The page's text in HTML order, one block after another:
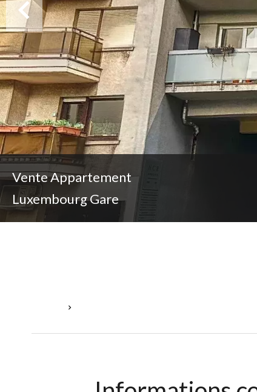
Vente Appartement
Luxembourg Gare